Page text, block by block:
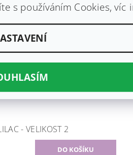
- VELIKOST 2
s používáním Cookies,